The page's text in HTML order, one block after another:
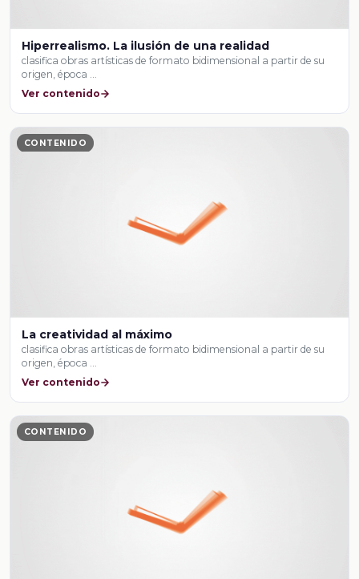
Hiperrealismo. La ilusión de una realidad
clasifica obras artísticas de formato bidimensional a partir de su
origen, época …
Ver contenido
CONTENIDO
La creatividad al máximo
clasifica obras artísticas de formato bidimensional a partir de su
origen, época …
Ver contenido
CONTENIDO